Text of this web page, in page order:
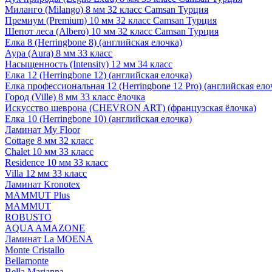
Миланго (Milango) 8 мм 32 класс Camsan Турция
Премиум (Premium) 10 мм 32 класс Camsan Турция
Шепот леса (Albero) 10 мм 32 класс Camsan Турция
Елка 8 (Herringbone 8) (английская елочка)
Аура (Aura) 8 мм 33 класс
Насыщенность (Intensity) 12 мм 34 класс
Елка 12 (Herringbone 12) (английская елочка)
Елка профессиональная 12 (Herringbone 12 Pro) (английская
Город (Ville) 8 мм 33 класс ёлочка
Искусство шеврона (CHEVRON ART) (французская ёлочка)
Елка 10 (Herringbone 10) (английская елочка)
Ламинат My Floor
Cottage 8 мм 32 класс
Chalet 10 мм 33 класс
Residence 10 мм 33 класс
Villa 12 мм 33 класс
Ламинат Kronotex
MAMMUT Plus
MAMMUT
ROBUSTO
AQUA AMAZONE
Ламинат La MOENA
Monte Cristallo
Bellamonte